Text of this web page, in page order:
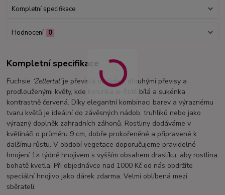
Kompletní specifikace
Hodnocení 0
Kompletní specifikace
Fuchsie ‘Zellertal’je převislá odrůda s dlouhými převisy a
prodlouženými květy, kde korunka je čistě bílá a sukénka
kontrastně červená. Díky elegantní kombinaci barev a výraznému
tvaru květů je ideální do závěsných nádob, truhlíků nebo jako
výrazný doplněk zahradních záhonů. Rostliny dodáváme v
květináči o průměru 9 cm, dobře prokořeněné a připravené k
dalšímu růstu. V období vegetace doporučujeme pravidelné
hnojení 1× týdně hnojivem s vyšším obsahem draslíku, aby rostlina
bohatě kvetla. Při objednávce nad 1000 Kč od nás obdržíte
speciální hnojivo jako dárek zdarma. Velmi oblíbená mezi
sběrateli.